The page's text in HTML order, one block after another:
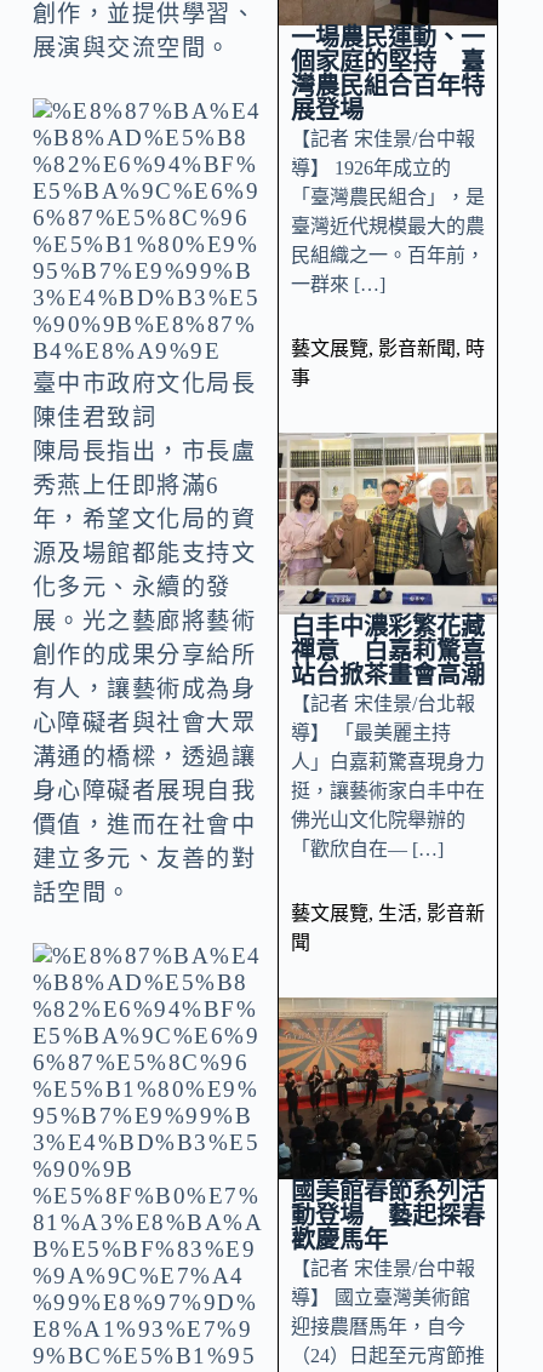
創作，並提供學習、
展演與交流空間。
臺中市政府文化局長
陳佳君致詞
陳局長指出，市長盧
秀燕上任即將滿6
年，希望文化局的資
源及場館都能支持文
化多元、永續的發
展。光之藝廊將藝術
創作的成果分享給所
有人，讓藝術成為身
心障礙者與社會大眾
溝通的橋樑，透過讓
身心障礙者展現自我
價值，進而在社會中
建立多元、友善的對
話空間。
一場農民運動、一
個家庭的堅持 臺
灣農民組合百年特
展登場
【記者 宋佳景/台中報
導】 1926年成立的
「臺灣農民組合」，是
臺灣近代規模最大的農
民組織之一。百年前，
一群來 […]
藝文展覽, 影音新聞, 時
事
白丰中濃彩繁花藏
禪意 白嘉莉驚喜
站台掀茶畫會高潮
【記者 宋佳景/台北報
導】 「最美麗主持
人」白嘉莉驚喜現身力
挺，讓藝術家白丰中在
佛光山文化院舉辦的
「歡欣自在— […]
藝文展覽, 生活, 影音新
聞
國美館春節系列活
動登場 藝起探春
歡慶馬年
【記者 宋佳景/台中報
導】 國立臺灣美術館
迎接農曆馬年，自今
（24）日起至元宵節推